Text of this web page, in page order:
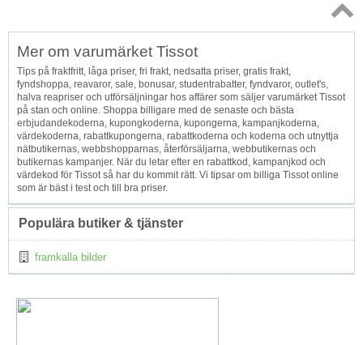
Topp
Mer om varumärket Tissot
Tips på fraktfritt, låga priser, fri frakt, nedsatta priser, gratis frakt,
fyndshoppa, reavaror, sale, bonusar, studentrabatter, fyndvaror, outlet's,
halva reapriser och utförsäljningar hos affärer som säljer varumärket Tissot
på stan och online. Shoppa billigare med de senaste och bästa
erbjudandekoderna, kupongkoderna, kupongerna, kampanjkoderna,
värdekoderna, rabattkupongerna, rabattkoderna och koderna och utnyttja
nätbutikernas, webbshopparnas, återförsäljarna, webbutikernas och
butikernas kampanjer. När du letar efter en rabattkod, kampanjkod och
värdekod för Tissot så har du kommit rätt. Vi tipsar om billiga Tissot online
som är bäst i test och till bra priser.
Populära butiker & tjänster
framkalla bilder